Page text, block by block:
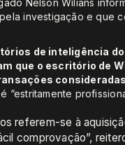
Nelson Wilians
investigação e que
de inteligência
que o escritório de
“estritamente
referem-se à
comprovação”,